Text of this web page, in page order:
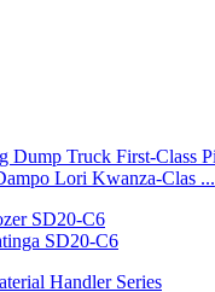
Lori Kwanza-Clas ...
SD20-C6